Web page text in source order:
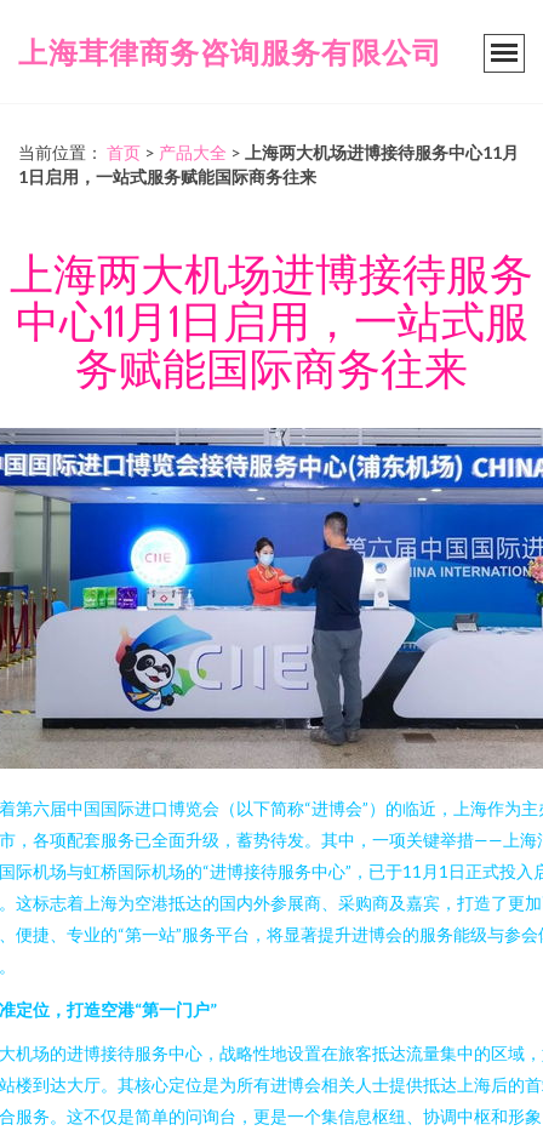
上海茸律商务咨询服务有限公司
当前位置： 首页 > 产品大全 >
上海两大机场进博接待服务中心11月
1日启用，一站式服务赋能国际商务往来
上海两大机场进博接待服务
中心11月1日启用，一站式服
务赋能国际商务往来
第六届中国国际进口博览会（以下简称“进博会”）的临近，上海作为主
，各项配套服务已全面升级，蓄势待发。其中，一项关键举措——上海
际机场与虹桥国际机场的“进博接待服务中心”，已于11月1日正式投入
这标志着上海为空港抵达的国内外参展商、采购商及嘉宾，打造了更
便捷、专业的“第一站”服务平台，将显著提升进博会的服务能级与参会
定位，打造空港“第一门户”
机场的进博接待服务中心，战略性地设置在旅客抵达流量集中的区域
楼到达大厅。其核心定位是为所有进博会相关人士提供抵达上海后的
服务。这不仅是简单的问询台，更是一个集信息枢纽、协调中枢和形